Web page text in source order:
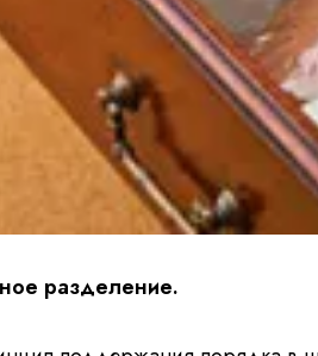
разделение.